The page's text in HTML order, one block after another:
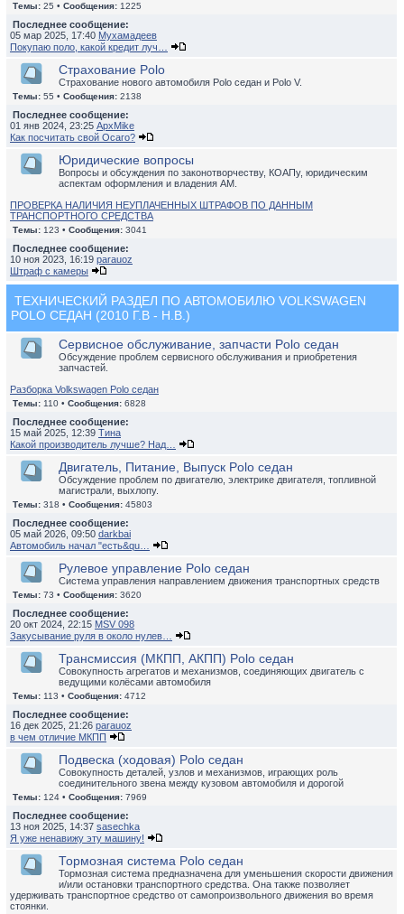
Темы: 25 • Сообщения: 1225
Последнее сообщение:
05 мар 2025, 17:40 Мухамадеев
Покупаю поло, какой кредит луч…
Страхование Polo
Страхование нового автомобиля Polo седан и Polo V.
Темы: 55 • Сообщения: 2138
Последнее сообщение:
01 янв 2024, 23:25 ApxMike
Как посчитать свой Осаго?
Юридические вопросы
Вопросы и обсуждения по законотворчеству, КОАПу, юридическим
аспектам оформления и владения АМ.
ПРОВЕРКА НАЛИЧИЯ НЕУПЛАЧЕННЫХ ШТРАФОВ ПО ДАННЫМ
ТРАНСПОРТНОГО СРЕДСТВА
Темы: 123 • Сообщения: 3041
Последнее сообщение:
10 ноя 2023, 16:19 parauoz
Штраф с камеры
ТЕХНИЧЕСКИЙ РАЗДЕЛ ПО АВТОМОБИЛЮ VOLKSWAGEN
POLO СЕДАН (2010 Г.В - Н.В.)
Сервисное обслуживание, запчасти Polo седан
Обсуждение проблем сервисного обслуживания и приобретения
запчастей.
Разборка Volkswagen Polo седан
Темы: 110 • Сообщения: 6828
Последнее сообщение:
15 май 2025, 12:39 Тина
Какой производитель лучше? Над…
Двигатель, Питание, Выпуск Polo седан
Обсуждение проблем по двигателю, электрике двигателя, топливной
магистрали, выхлопу.
Темы: 318 • Сообщения: 45803
Последнее сообщение:
05 май 2026, 09:50 darkbai
Автомобиль начал "есть&qu…
Рулевое управление Polo седан
Система управления направлением движения транспортных средств
Темы: 73 • Сообщения: 3620
Последнее сообщение:
20 окт 2024, 22:15 MSV 098
Закусывание руля в около нулев…
Трансмиссия (МКПП, АКПП) Polo седан
Совокупность агрегатов и механизмов, соединяющих двигатель с
ведущими колёсами автомобиля
Темы: 113 • Сообщения: 4712
Последнее сообщение:
16 дек 2025, 21:26 parauoz
в чем отличие МКПП
Подвеска (ходовая) Polo седан
Совокупность деталей, узлов и механизмов, играющих роль
соединительного звена между кузовом автомобиля и дорогой
Темы: 124 • Сообщения: 7969
Последнее сообщение:
13 ноя 2025, 14:37 sasechka
Я уже ненавижу эту машину!
Тормозная система Polo седан
Тормозная система предназначена для уменьшения скорости движения
и/или остановки транспортного средства. Она также позволяет
удерживать транспортное средство от самопроизвольного движения во время
стоянки.